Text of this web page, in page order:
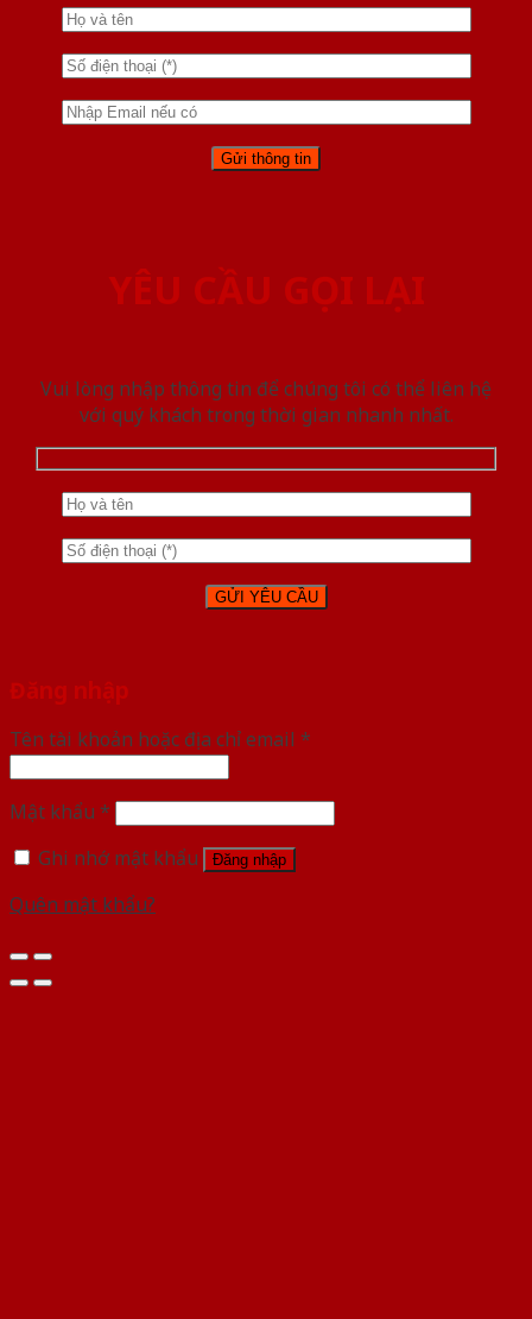
YÊU CẦU GỌI LẠI
Vui lòng nhập thông tin để chúng tôi có thể liên hệ
với quý khách trong thời gian nhanh nhất.
Đăng nhập
Tên tài khoản hoặc địa chỉ email *
Mật khẩu *
Ghi nhớ mật khẩu
Đăng nhập
Quên mật khẩu?